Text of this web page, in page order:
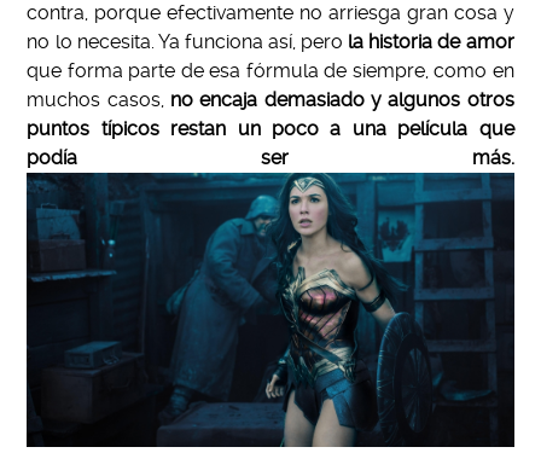
contra, porque efectivamente no arriesga gran cosa y
no lo necesita. Ya funciona así, pero la historia de amor
que forma parte de esa fórmula de siempre, como en
muchos casos,no encaja demasiado y algunos otros
puntos típicos restan un poco a una película que
podía ser más.